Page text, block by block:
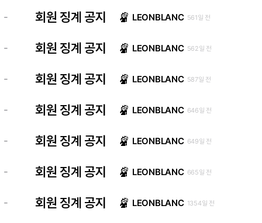
- 회원 징계 공지 LEONBLANC 561일 전
- 회원 징계 공지 LEONBLANC 562일 전
- 회원 징계 공지 LEONBLANC 587일 전
- 회원 징계 공지 LEONBLANC 646일 전
- 회원 징계 공지 LEONBLANC 649일 전
- 회원 징계 공지 LEONBLANC 665일 전
- 회원 징계 공지 LEONBLANC 1354일 전